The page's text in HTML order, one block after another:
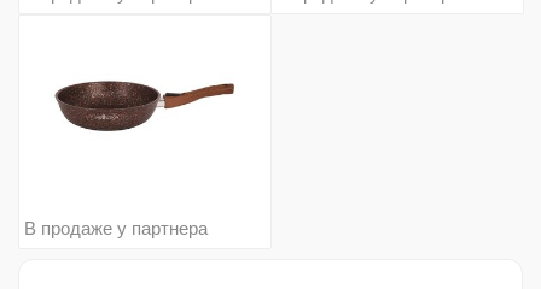
В продаже у партнера